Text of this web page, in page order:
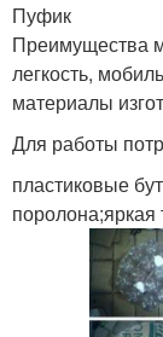
Пуфик
Преимущества
легкость,
материалы
Для работы
пластиковые
поролона;яркая